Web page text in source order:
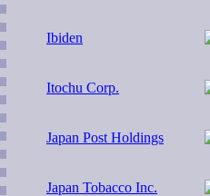
Ibiden
Itochu Corp.
Japan Post Holdings
Japan Tobacco Inc.